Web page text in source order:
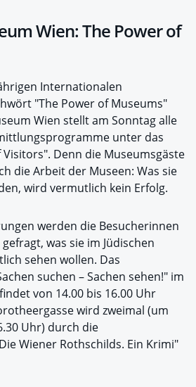
Wien: The Power of
Internationalen
"The Power of Museums"
Wien stellt am Sonntag alle
unter das
Denn die Museumsgäste
die Arbeit der Museen: Was sie
wird vermutlich kein Erfolg.
werden die Besucherinnen
was sie im Jüdischen
sehen wollen. Das
suchen – Sachen sehen!" im
von 14.00 bis 16.00 Uhr
wird zweimal (um
Uhr) durch die
Wiener Rothschilds. Ein Krimi"